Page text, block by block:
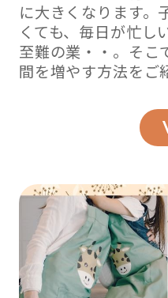
に大きくなります。
くても、毎日が忙し
至難の業・・。そこ
間を増やす方法をご